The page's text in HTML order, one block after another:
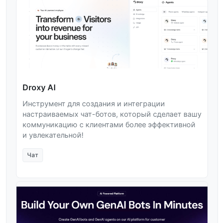
Droxy AI
Инструмент для создания и интеграции
настраиваемых чат-ботов, который сделает вашу
коммуникацию с клиентами более эффективной
и увлекательной!
Чат